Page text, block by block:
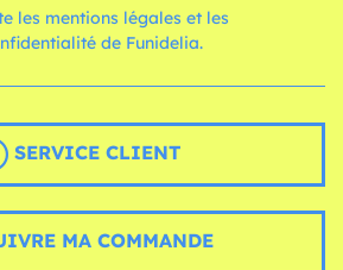
les mentions légales et les
de Funidelia.
SERVICE CLIENT
MA COMMANDE